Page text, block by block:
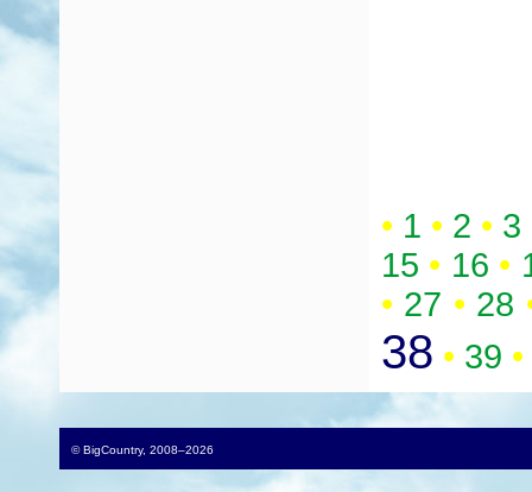
• 1 • 2 • 3
15 • 16 •
• 27 • 28
38 • 39 •
© BigCountry, 2008–2026